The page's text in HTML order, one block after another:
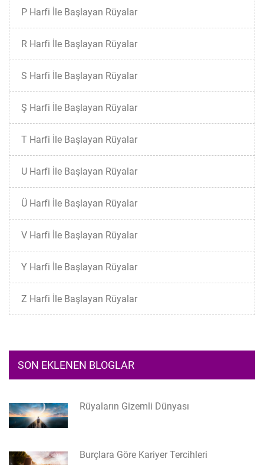
P Harfi İle Başlayan Rüyalar
R Harfi İle Başlayan Rüyalar
S Harfi İle Başlayan Rüyalar
Ş Harfi İle Başlayan Rüyalar
T Harfi İle Başlayan Rüyalar
U Harfi İle Başlayan Rüyalar
Ü Harfi İle Başlayan Rüyalar
V Harfi İle Başlayan Rüyalar
Y Harfi İle Başlayan Rüyalar
Z Harfi İle Başlayan Rüyalar
SON EKLENEN BLOGLAR
Rüyaların Gizemli Dünyası
Burçlara Göre Kariyer Tercihleri